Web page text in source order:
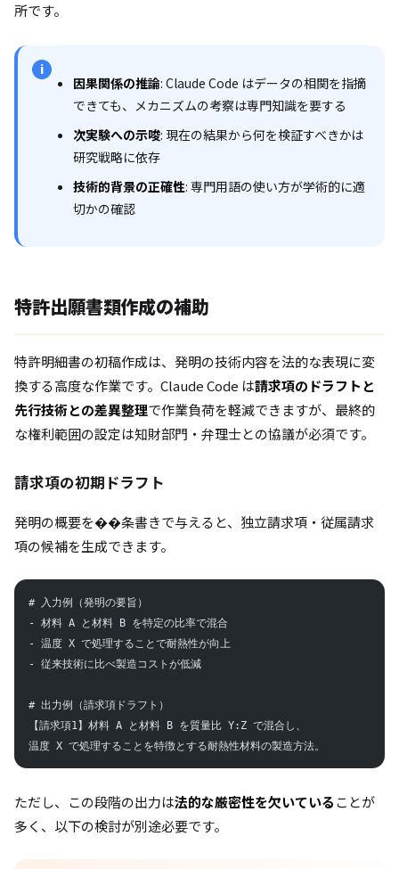
所です。
i
因果関係の推論: Claude Code はデータの相関を指摘
できても、メカニズムの考察は専門知識を要する
次実験への示唆: 現在の結果から何を検証すべきかは
研究戦略に依存
技術的背景の正確性: 専門用語の使い方が学術的に適
切かの確認
特許出願書類作成の補助
特許明細書の初稿作成は、発明の技術内容を法的な表現に変
換する高度な作業です。Claude Code は請求項のドラフトと
先行技術との差異整理で作業負荷を軽減できますが、最終的
な権利範囲の設定は知財部門・弁理士との協議が必須です。
請求項の初期ドラフト
発明の概要を��条書きで与えると、独立請求項・従属請求
項の候補を生成できます。
# 入力例（発明の要旨）
- 材料 A と材料 B を特定の比率で混合
- 温度 X で処理することで耐熱性が向上
- 従来技術に比べ製造コストが低減
# 出力例（請求項ドラフト）
【請求項1】材料 A と材料 B を質量比 Y:Z で混合し、
温度 X で処理することを特徴とする耐熱性材料の製造方法。
ただし、この段階の出力は法的な厳密性を欠いていることが
多く、以下の検討が別途必要です。